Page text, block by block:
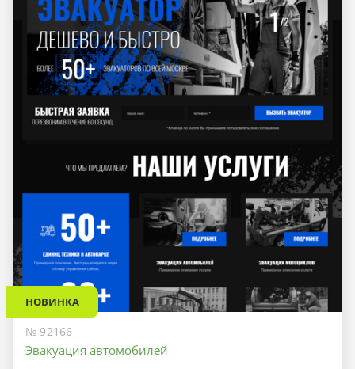
НОВИНКА
№ 92166
Эвакуация автомобилей